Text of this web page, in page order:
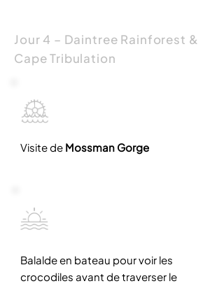
Jour 4 – Daintree Rainforest &
Cape Tribulation
Visite de Mossman Gorge
Balalde en bateau pour voir les
crocodiles avant de traverser le